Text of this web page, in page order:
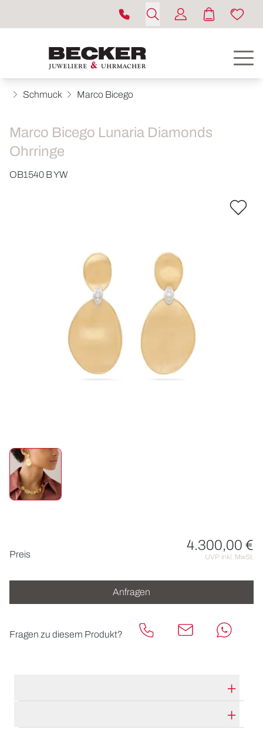
UHREN
SCHMUCK
HOCHZEIT
Schmuck Marco Bicego
Marco Bicego Lunaria Diamonds
Ohrringe
OB1540 B YW
Preis
4.300,00 €
UVP inkl. MwSt.
Anfragen
Fragen zu diesem Produkt?
HERSTELLERBESCHREIBUNG